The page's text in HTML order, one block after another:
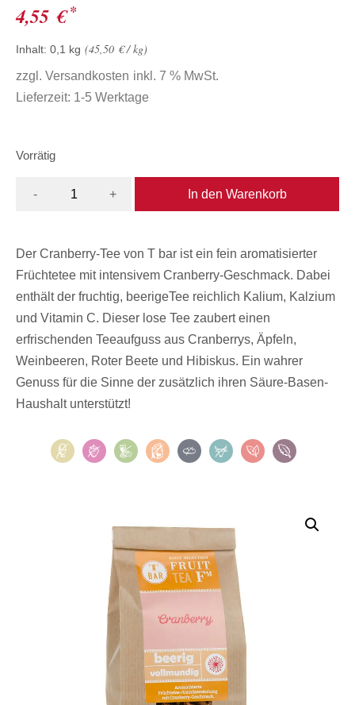
4,55 € *
Inhalt: 0,1 kg 45,50 €/kg
zzgl. Versandkosten inkl. 7 % MwSt.
Lieferzeit: 1-5 Werktage
Vorrätig
- + In den Warenkorb
Der Cranberry-Tee von T bar ist ein fein aromatisierter
Früchtetee mit intensivem Cranberry-Geschmack. Dabei
enthält der fruchtig, beerigeTee reichlich Kalium, Kalzium
und Vitamin C. Dieser lose Tee zaubert einen
erfrischenden Teeaufguss aus Cranberrys, Äpfeln,
Weinbeeren, Roter Beete und Hibiskus. Ein wahrer
Genuss für die Sinne der zusätzlich ihren Säure-Basen-
Haushalt unterstützt!